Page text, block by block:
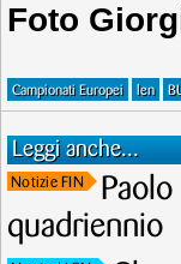
Foto
Campionati Europei len
Leggi anche...
Notizie FIN
quadriennio